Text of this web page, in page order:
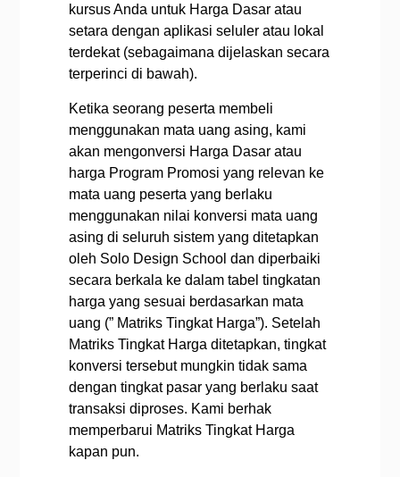
kursus Anda untuk Harga Dasar atau
setara dengan aplikasi seluler atau lokal
terdekat (sebagaimana dijelaskan secara
terperinci di bawah).
Ketika seorang peserta membeli
menggunakan mata uang asing, kami
akan mengonversi Harga Dasar atau
harga Program Promosi yang relevan ke
mata uang peserta yang berlaku
menggunakan nilai konversi mata uang
asing di seluruh sistem yang ditetapkan
oleh Solo Design School dan diperbaiki
secara berkala ke dalam tabel tingkatan
harga yang sesuai berdasarkan mata
uang (” Matriks Tingkat Harga”). Setelah
Matriks Tingkat Harga ditetapkan, tingkat
konversi tersebut mungkin tidak sama
dengan tingkat pasar yang berlaku saat
transaksi diproses. Kami berhak
memperbarui Matriks Tingkat Harga
kapan pun.